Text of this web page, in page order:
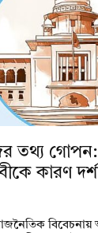
তথ্য
কারণ
বিবেচনায়